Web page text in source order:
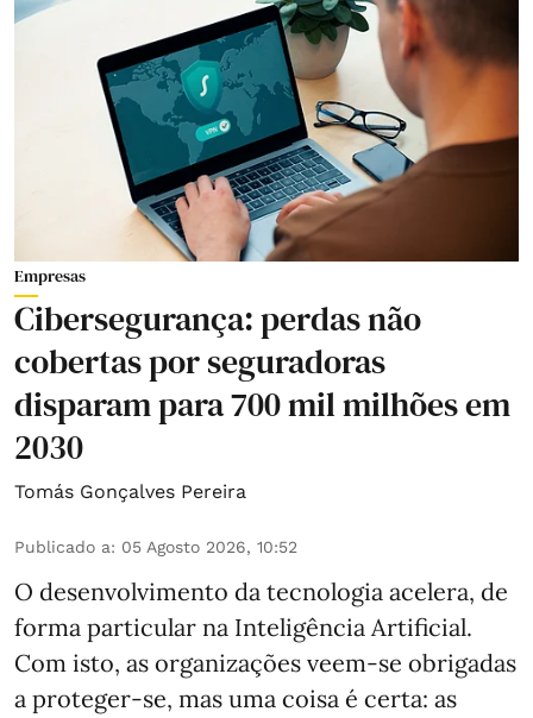
Empresas
Cibersegurança: perdas não
cobertas por seguradoras
disparam para 700 mil milhões em
2030
Tomás Gonçalves Pereira
Publicado a: 05 Agosto 2026, 10:52
O desenvolvimento da tecnologia acelera, de
forma particular na Inteligência Artificial.
Com isto, as organizações veem-se obrigadas
a proteger-se, mas uma coisa é certa: as